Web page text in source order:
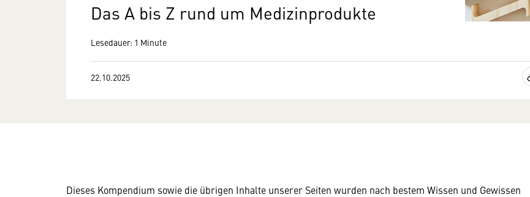
Das A bis Z rund um Medizinprodukte
Lesedauer: 1 Minute
22.10.2025
Dieses Kompendium sowie die übrigen Inhalte unserer Seiten wurden nach bestem Wissen und Gewissen